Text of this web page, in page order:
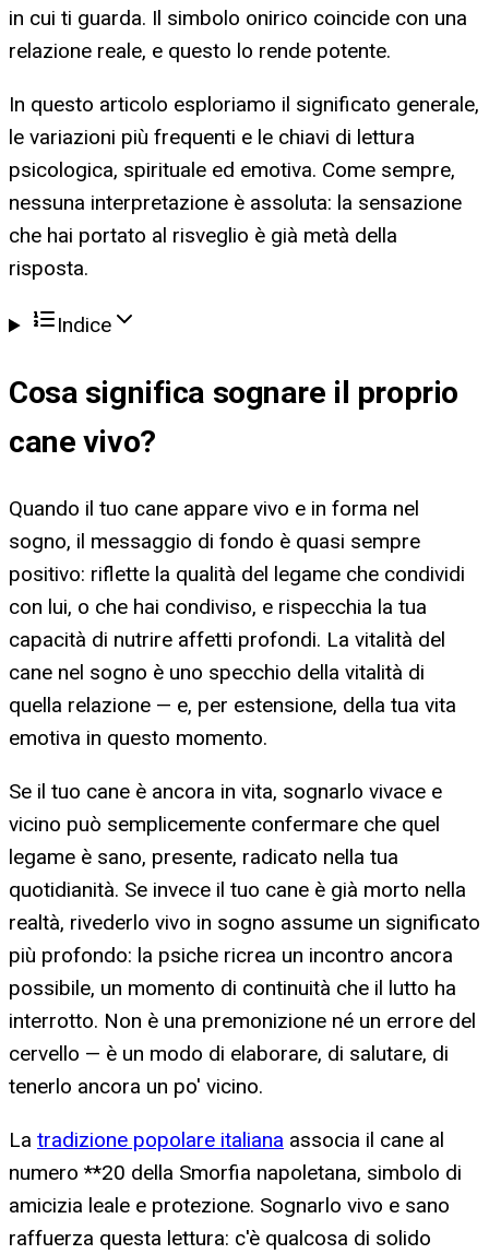
in cui ti guarda. Il simbolo onirico coincide con una
relazione reale, e questo lo rende potente.
In questo articolo esploriamo il significato generale,
le variazioni più frequenti e le chiavi di lettura
psicologica, spirituale ed emotiva. Come sempre,
nessuna interpretazione è assoluta: la sensazione
che hai portato al risveglio è già metà della
risposta.
Indice
Cosa significa sognare il proprio
cane vivo?
Quando il tuo cane appare vivo e in forma nel
sogno, il messaggio di fondo è quasi sempre
positivo: riflette la qualità del legame che condividi
con lui, o che hai condiviso, e rispecchia la tua
capacità di nutrire affetti profondi. La vitalità del
cane nel sogno è uno specchio della vitalità di
quella relazione — e, per estensione, della tua vita
emotiva in questo momento.
Se il tuo cane è ancora in vita, sognarlo vivace e
vicino può semplicemente confermare che quel
legame è sano, presente, radicato nella tua
quotidianità. Se invece il tuo cane è già morto nella
realtà, rivederlo vivo in sogno assume un significato
più profondo: la psiche ricrea un incontro ancora
possibile, un momento di continuità che il lutto ha
interrotto. Non è una premonizione né un errore del
cervello — è un modo di elaborare, di salutare, di
tenerlo ancora un po' vicino.
La tradizione popolare italiana associa il cane al
numero **20 della Smorfia napoletana, simbolo di
amicizia leale e protezione. Sognarlo vivo e sano
raffuerza questa lettura: c'è qualcosa di solido